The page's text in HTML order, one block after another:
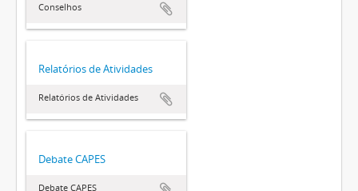
Conselhos
Relatórios de Atividades
Relatórios de Atividades
Debate CAPES
Debate CAPES